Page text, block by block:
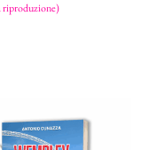
riproduzione)